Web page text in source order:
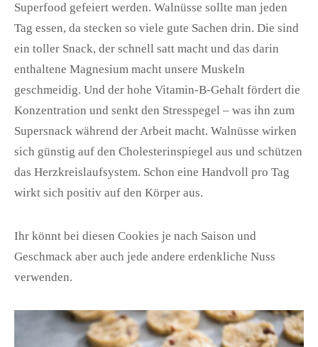
Superfood gefeiert werden. Walnüsse sollte man jeden
Tag essen, da stecken so viele gute Sachen drin. Die sind
ein toller Snack, der schnell satt macht und das darin
enthaltene Magnesium macht unsere Muskeln
geschmeidig. Und der hohe Vitamin-B-Gehalt fördert die
Konzentration und senkt den Stresspegel – was ihn zum
Supersnack während der Arbeit macht. Walnüsse wirken
sich günstig auf den Cholesterinspiegel aus und schützen
das Herzkreislaufsystem. Schon eine Handvoll pro Tag
wirkt sich positiv auf den Körper aus.
Ihr könnt bei diesen Cookies je nach Saison und
Geschmack aber auch jede andere erdenkliche Nuss
verwenden.